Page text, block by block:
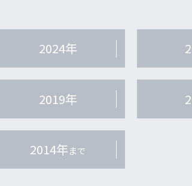
2024年
2019年
2014年まで